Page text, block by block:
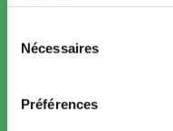
Nécessaires
Préférences